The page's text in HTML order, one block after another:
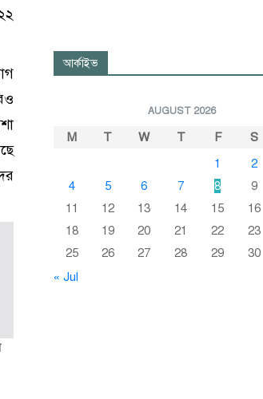
আর্কাইভ
AUGUST 2026
M T W T F S
1
2
4
5 6 7 8 9
11
12 13 14 15 16
18
19 20 21 22 23
25
26 27 28 29 30
« Jul